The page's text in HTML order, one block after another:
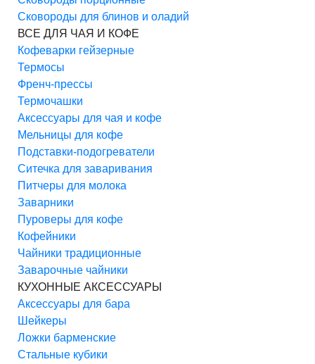
Сковороды для блинов и оладий
ВСЕ ДЛЯ ЧАЯ И КОФЕ
Кофеварки гейзерные
Термосы
Френч-прессы
Термочашки
Аксессуары для чая и кофе
Мельницы для кофе
Подставки-подогреватели
Ситечка для заваривания
Питчеры для молока
Заварники
Пуроверы для кофе
Кофейники
Чайники традиционные
Заварочные чайники
КУХОННЫЕ АКСЕССУАРЫ
Аксессуары для бара
Шейкеры
Ложки барменские
Стальные кубики